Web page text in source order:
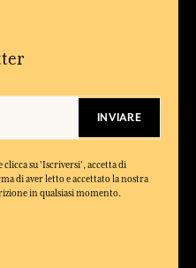
INVIARE
clicca su 'Iscriversi', accetta di
di aver letto e accettato la nostra
in qualsiasi momento.